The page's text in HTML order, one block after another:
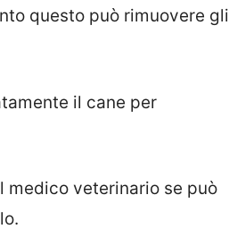
questo può rimuovere gli
il cane per
medico veterinario se può